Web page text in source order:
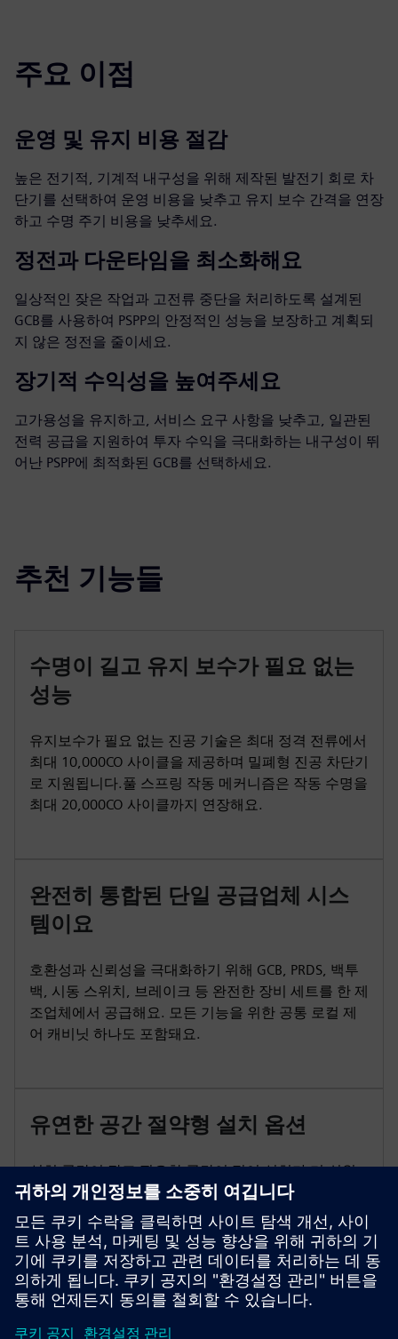
주요 이점
운영 및 유지 비용 절감
높은 전기적, 기계적 내구성을 위해 제작된 발전기 회로 차
단기를 선택하여 운영 비용을 낮추고 유지 보수 간격을 연장
하고 수명 주기 비용을 낮추세요.
정전과 다운타임을 최소화해요
일상적인 잦은 작업과 고전류 중단을 처리하도록 설계된
GCB를 사용하여 PSPP의 안정적인 성능을 보장하고 계획되
지 않은 정전을 줄이세요.
장기적 수익성을 높여주세요
고가용성을 유지하고, 서비스 요구 사항을 낮추고, 일관된
전력 공급을 지원하여 투자 수익을 극대화하는 내구성이 뛰
어난 PSPP에 최적화된 GCB를 선택하세요.
추천 기능들
수명이 길고 유지 보수가 필요 없는
성능
유지보수가 필요 없는 진공 기술은 최대 정격 전류에서
최대 10,000CO 사이클을 제공하며 밀폐형 진공 차단기
로 지원됩니다.풀 스프링 작동 메커니즘은 작동 수명을
최대 20,000CO 사이클까지 연장해요.
완전히 통합된 단일 공급업체 시스
템이요
호환성과 신뢰성을 극대화하기 위해 GCB, PRDS, 백투
백, 시동 스위치, 브레이크 등 완전한 장비 세트를 한 제
조업체에서 공급해요. 모든 기능을 위한 공통 로컬 제
어 캐비닛 하나도 포함돼요.
유연한 공간 절약형 설치 옵션
설치 공간이 작고 필요한 공간이 적어 설치가 더 쉬워
져요.수평 또는 수직 구성과 선택적 분해 배송으로 까
다로운 현장이나 까다로운 프로젝트 조건에 유연하게
대처할 수 있어요.